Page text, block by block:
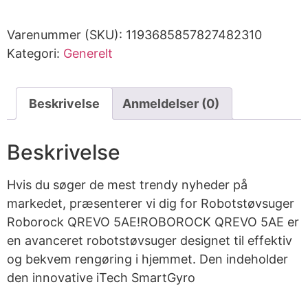
Varenummer (SKU): 1193685857827482310
Kategori: Generelt
Beskrivelse Anmeldelser (0)
Beskrivelse
Hvis du søger de mest trendy nyheder på
markedet, præsenterer vi dig for Robotstøvsuger
Roborock QREVO 5AE!ROBOROCK QREVO 5AE er
en avanceret robotstøvsuger designet til effektiv
og bekvem rengøring i hjemmet. Den indeholder
den innovative iTech SmartGyro